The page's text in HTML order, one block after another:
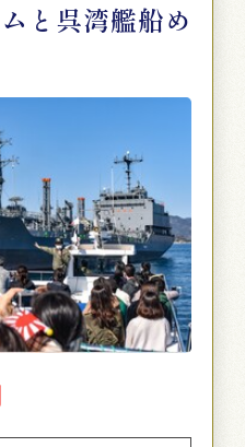
と呉湾艦船め